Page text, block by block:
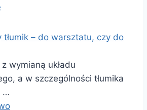
tłumik – do warsztatu, czy do
wymianą układu
a w szczególności tłumika
…